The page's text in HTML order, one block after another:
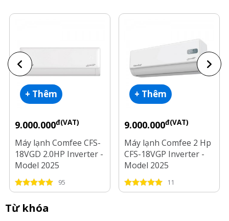
+ Thêm
9.000.000đ(VAT)
Máy lạnh Comfee CFS-
18VGD 2.0HP Inverter -
Model 2025
95
+ Thêm
9.000.000đ(VAT)
Máy lạnh Comfee 2 Hp
CFS-18VGP Inverter -
Model 2025
11
Từ khóa